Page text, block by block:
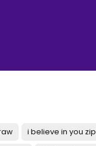
i believe in you zip